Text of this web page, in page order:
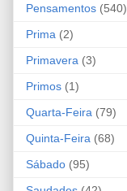
Pensamentos (540)
Prima (2)
Primavera (3)
Primos (1)
Quarta-Feira (79)
Quinta-Feira (68)
Sábado (95)